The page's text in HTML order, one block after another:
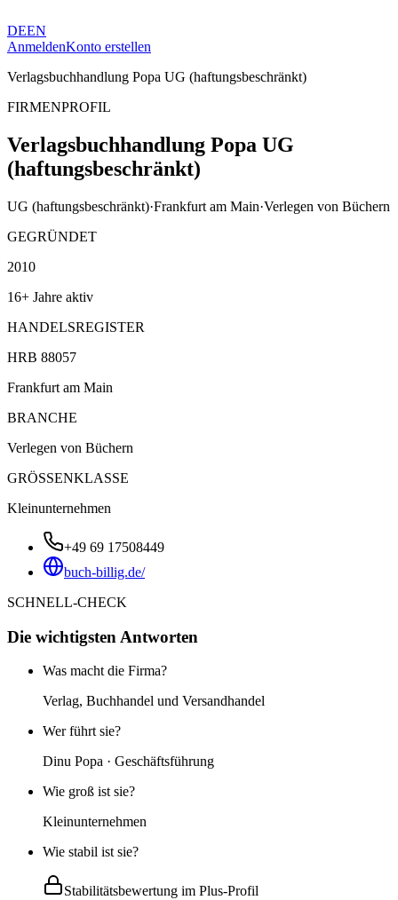
DEEN
AnmeldenKonto erstellen
Verlagsbuchhandlung Popa UG (haftungsbeschränkt)
FIRMENPROFIL
Verlagsbuchhandlung Popa UG
(haftungsbeschränkt)
UG (haftungsbeschränkt)·Frankfurt am Main·Verlegen von Büchern
GEGRÜNDET
2010
16+ Jahre aktiv
HANDELSREGISTER
HRB 88057
Frankfurt am Main
BRANCHE
Verlegen von Büchern
GRÖSSENKLASSE
Kleinunternehmen
+49 69 17508449
buch-billig.de/
SCHNELL-CHECK
Die wichtigsten Antworten
Was macht die Firma?
Verlag, Buchhandel und Versandhandel
Wer führt sie?
Dinu Popa · Geschäftsführung
Wie groß ist sie?
Kleinunternehmen
Wie stabil ist sie?
Stabilitätsbewertung im Plus-Profil